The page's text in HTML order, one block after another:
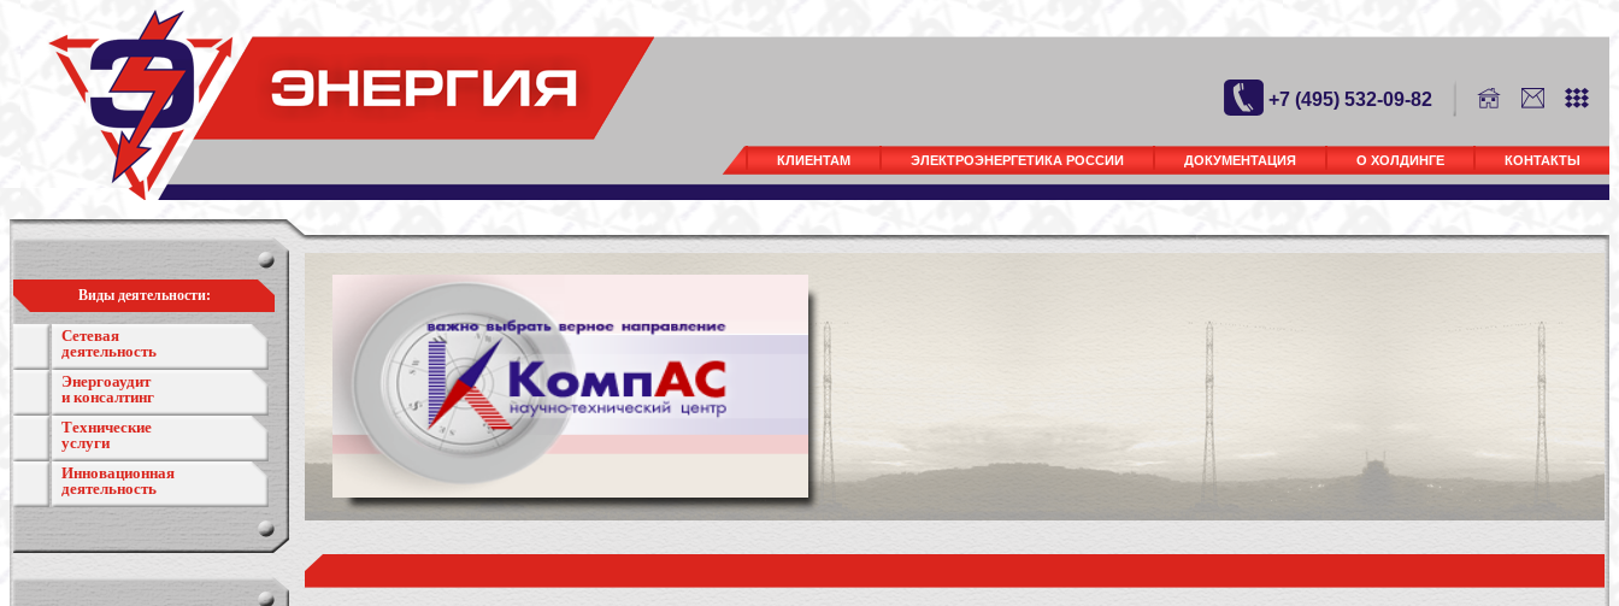
+7 (495) 532-09-82
КЛИЕНТАМ ЭЛЕКТРОЭНЕРГЕТИКА РОССИИ ДОКУМЕНТАЦИЯ О ХОЛДИНГЕ КОНТАКТЫ
Виды деятельности:
Сетевая
деятельность
Энергоаудит
и консалтинг
Технические
услуги
Инновационная
деятельность